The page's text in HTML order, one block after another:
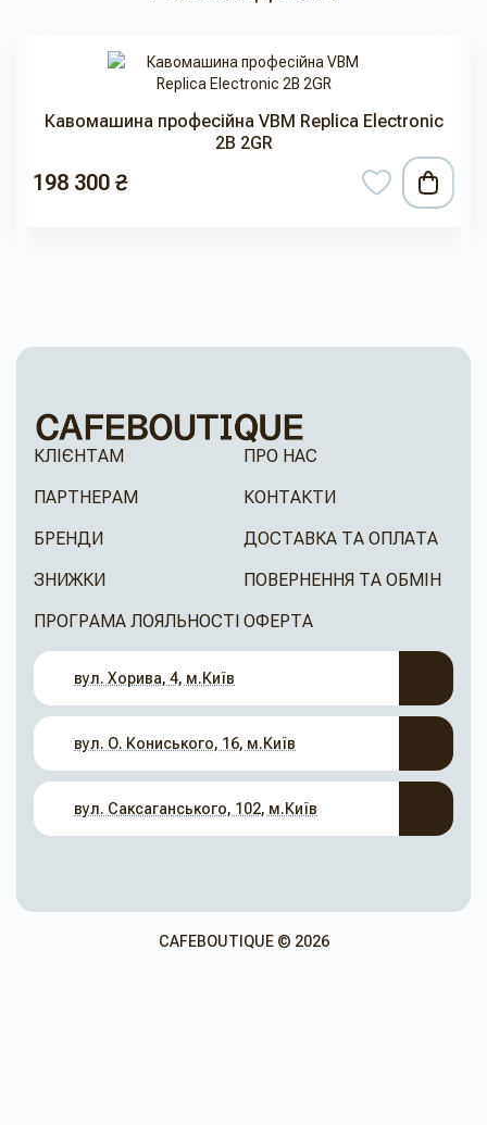
Кавомашина професійна VBM Replica Electronic
2B 2GR
198 300 ₴
КЛІЄНТАМ
ПАРТНЕРАМ
БРЕНДИ
ЗНИЖКИ
ПРОГРАМА ЛОЯЛЬНОСТІ
ПРО НАС
КОНТАКТИ
ДОСТАВКА ТА ОПЛАТА
ПОВЕРНЕННЯ ТА ОБМІН
ОФЕРТА
вул. Хорива, 4, м.Київ
вул. О. Кониського, 16, м.Київ
вул. Саксаганського, 102, м.Київ
CAFEBOUTIQUE © 2026